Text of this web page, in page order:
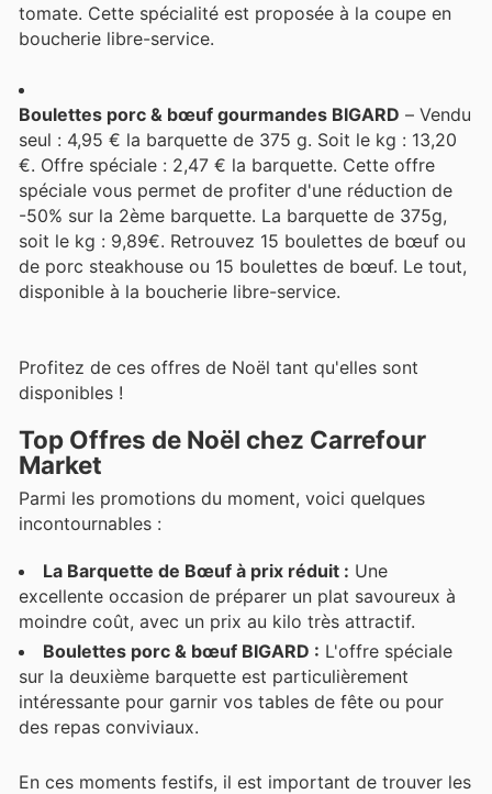
tomate. Cette spécialité est proposée à la coupe en
boucherie libre-service.
Boulettes porc & bœuf gourmandes BIGARD – Vendu
seul : 4,95 € la barquette de 375 g. Soit le kg : 13,20
€. Offre spéciale : 2,47 € la barquette. Cette offre
spéciale vous permet de profiter d'une réduction de
-50% sur la 2ème barquette. La barquette de 375g,
soit le kg : 9,89€. Retrouvez 15 boulettes de bœuf ou
de porc steakhouse ou 15 boulettes de bœuf. Le tout,
disponible à la boucherie libre-service.
Profitez de ces offres de Noël tant qu'elles sont
disponibles !
Top Offres de Noël chez Carrefour
Market
Parmi les promotions du moment, voici quelques
incontournables :
La Barquette de Bœuf à prix réduit : Une
excellente occasion de préparer un plat savoureux à
moindre coût, avec un prix au kilo très attractif.
Boulettes porc & bœuf BIGARD : L'offre spéciale
sur la deuxième barquette est particulièrement
intéressante pour garnir vos tables de fête ou pour
des repas conviviaux.
En ces moments festifs, il est important de trouver les